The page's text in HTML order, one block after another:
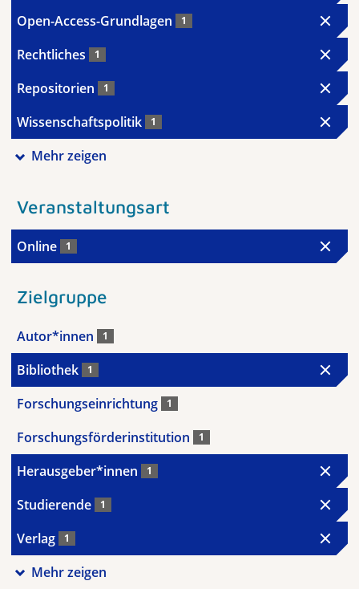
Open-Access-Grundlagen 1
Rechtliches 1
Repositorien 1
Wissenschaftspolitik 1
Mehr zeigen
Veranstaltungsart
Online 1
Zielgruppe
Autor*innen 1
Bibliothek 1
Forschungseinrichtung 1
Forschungsförderinstitution 1
Herausgeber*innen 1
Studierende 1
Verlag 1
Mehr zeigen